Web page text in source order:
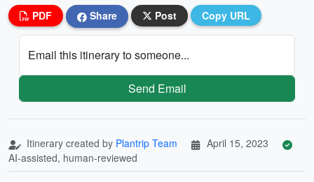
PDF Share Post Copy URL
Email this itinerary to someone...
Send Email
Itinerary created by Plantrip Team
April 15, 2023
AI-assisted, human-reviewed